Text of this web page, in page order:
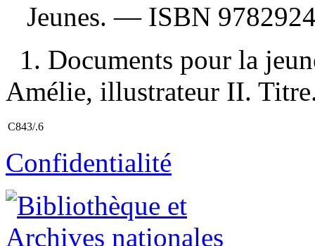
Jeunes. — ISBN
1. Documents pour la
Amélie, illustrateur II.
C843/.6
Confidentialité